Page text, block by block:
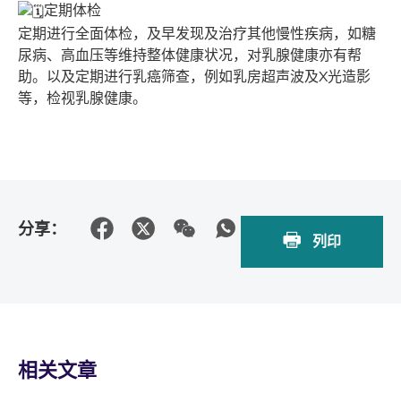
定期体检
定期进行全面体检，及早发现及治疗其他慢性疾病，如糖
尿病、高血压等维持整体健康状况，对乳腺健康亦有帮
助。以及定期进行乳癌筛查，例如乳房超声波及X光造影
等，检视乳腺健康。
分享：
列印
相关文章